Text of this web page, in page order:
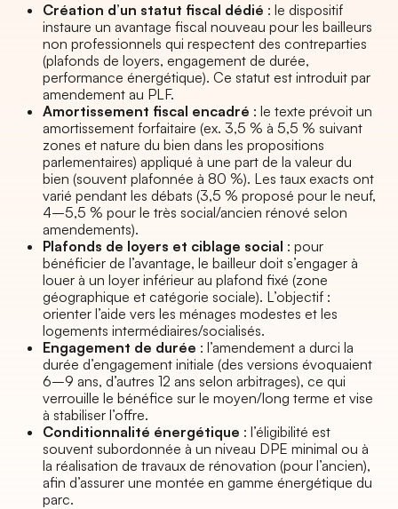
Création d’un statut fiscal dédié : le dispositif
instaure un avantage fiscal nouveau pour les bailleurs
non professionnels qui respectent des contreparties
(plafonds de loyers, engagement de durée,
performance énergétique). Ce statut est introduit par
amendement au PLF.
Amortissement fiscal encadré : le texte prévoit un
amortissement forfaitaire (ex. 3,5 % à 5,5 % suivant
zones et nature du bien dans les propositions
parlementaires) appliqué à une part de la valeur du
bien (souvent plafonnée à 80 %). Les taux exacts ont
varié pendant les débats (3,5 % proposé pour le neuf,
4–5,5 % pour le très social/ancien rénové selon
amendements).
Plafonds de loyers et ciblage social : pour
bénéficier de l’avantage, le bailleur doit s’engager à
louer à un loyer inférieur au plafond fixé (zone
géographique et catégorie sociale). L’objectif :
orienter l’aide vers les ménages modestes et les
logements intermédiaires/socialisés.
Engagement de durée : l’amendement a durci la
durée d’engagement initiale (des versions évoquaient
6–9 ans, d’autres 12 ans selon arbitrages), ce qui
verrouille le bénéfice sur le moyen/long terme et vise
à stabiliser l’offre.
Conditionnalité énergétique : l’éligibilité est
souvent subordonnée à un niveau DPE minimal ou à
la réalisation de travaux de rénovation (pour l’ancien),
afin d’assurer une montée en gamme énergétique du
parc.